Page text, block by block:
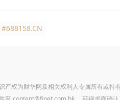
#688158.CN
产权为财华网及相关权利人专属所有或持